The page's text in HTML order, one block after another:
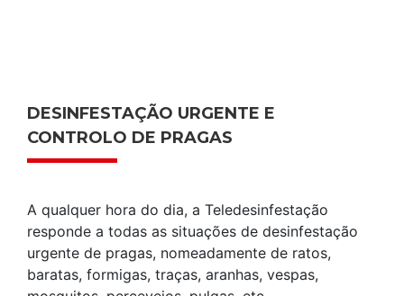
DESINFESTAÇÃO URGENTE E
CONTROLO DE PRAGAS
A qualquer hora do dia, a Teledesinfestação
responde a todas as situações de desinfestação
urgente de pragas, nomeadamente de ratos,
baratas, formigas, traças, aranhas, vespas,